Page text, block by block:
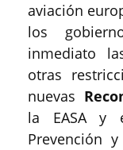
aviación
los
inmediato
otras
nuevas
la EASA y
Prevención